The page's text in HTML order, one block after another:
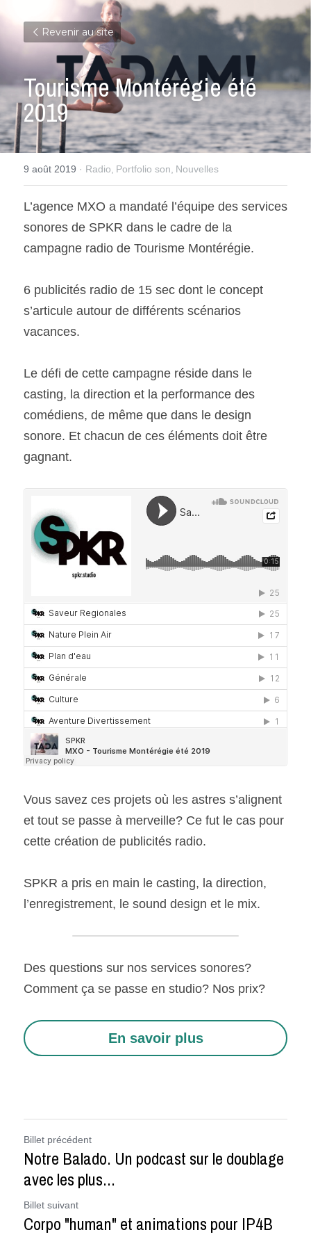
Revenir au site
Tourisme Montérégie été
2019
9 août 2019 · Radio, Portfolio son, Nouvelles
L’agence MXO a mandaté l’équipe des services
sonores de SPKR dans le cadre de la
campagne radio de Tourisme Montérégie.
6 publicités radio de 15 sec dont le concept
s’articule autour de différents scénarios
vacances.
Le défi de cette campagne réside dans le
casting, la direction et la performance des
comédiens, de même que dans le design
sonore. Et chacun de ces éléments doit être
gagnant.
Vous savez ces projets où les astres s’alignent
et tout se passe à merveille? Ce fut le cas pour
cette création de publicités radio.
SPKR a pris en main le casting, la direction,
l’enregistrement, le sound design et le mix.
Des questions sur nos services sonores?
Comment ça se passe en studio? Nos prix?
En savoir plus
Billet précédent
Notre Balado. Un podcast sur le doublage
avec les plus...
Billet suivant
Corpo "human" et animations pour IP4B